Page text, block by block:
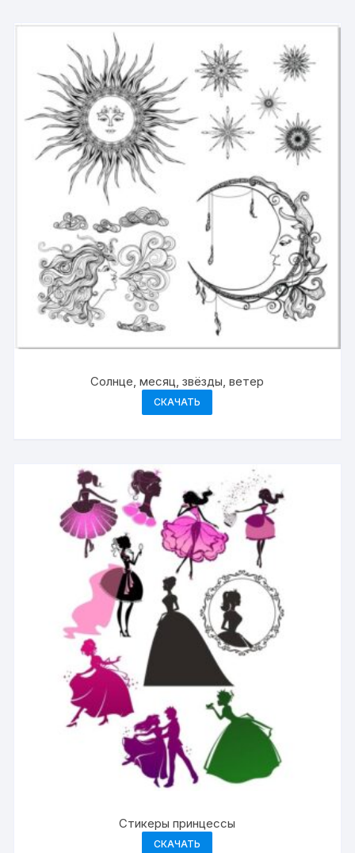
Солнце, месяц, звёзды, ветер
СКАЧАТЬ
Стикеры принцессы
СКАЧАТЬ